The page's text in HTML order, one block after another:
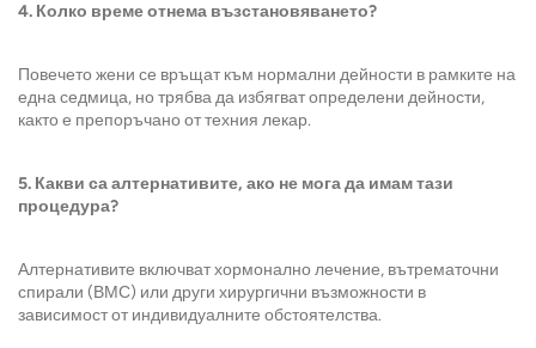
4. Колко време отнема възстановяването?
Повечето жени се връщат към нормални дейности в рамките на
една седмица, но трябва да избягват определени дейности,
както е препоръчано от техния лекар.
5. Какви са алтернативите, ако не мога да имам тази
процедура?
Алтернативите включват хормонално лечение, вътрематочни
спирали (ВМС) или други хирургични възможности в
зависимост от индивидуалните обстоятелства.